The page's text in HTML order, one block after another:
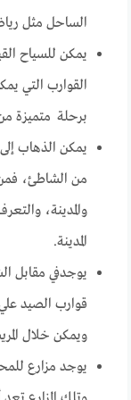
الساحل مثل
يمكن للسياح
القوارب التي
برحلة متميزة
يمكن الذهاب إلى
من الشاطئ، فمن
والمدينة،
المدينة.
يوجدفي مقابل
قوارب الصيد
ويمكن خلال
يوجد مزارع